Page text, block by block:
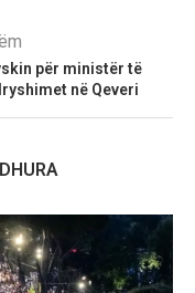
për ministër të
në Qeveri